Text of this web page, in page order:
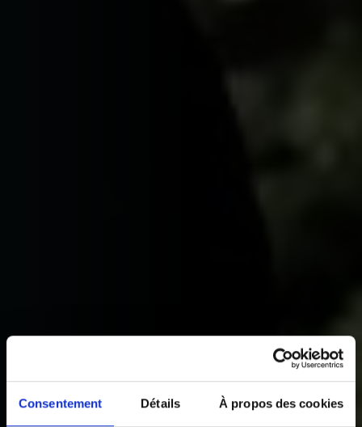
Consentement Détails À propos des cookies